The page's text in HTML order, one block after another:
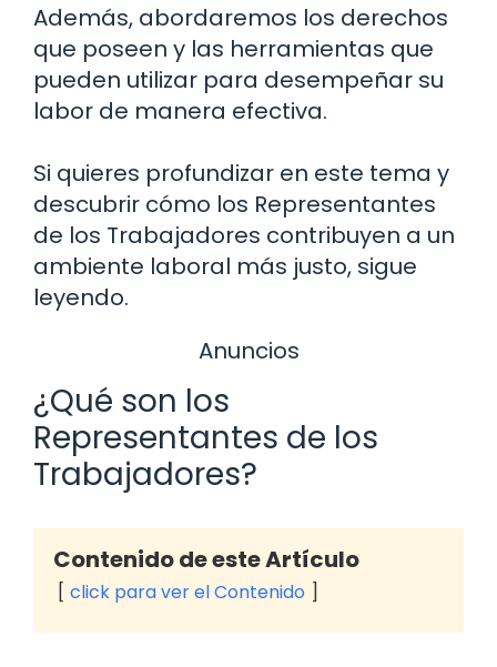
Además, abordaremos los derechos
que poseen y las herramientas que
pueden utilizar para desempeñar su
labor de manera efectiva.
Si quieres profundizar en este tema y
descubrir cómo los Representantes
de los Trabajadores contribuyen a un
ambiente laboral más justo, sigue
leyendo.
Anuncios
¿Qué son los
Representantes de los
Trabajadores?
Contenido de este Artículo
click para ver el Contenido